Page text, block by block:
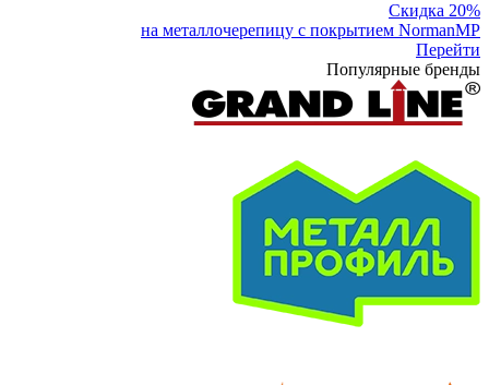
Скидка 20%
на металлочерепицу с покрытием NormanMP
Перейти
Популярные бренды